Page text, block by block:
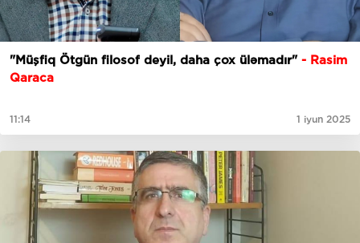
"Müşfiq Ötgün filosof deyil, daha çox üləmadır" - Rasim
Qaraca
11:14 1 iyun 2025